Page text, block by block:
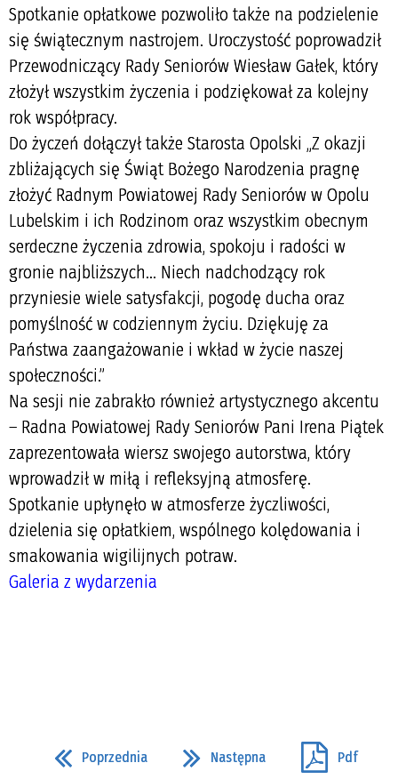
Spotkanie opłatkowe pozwoliło także na podzielenie
się świątecznym nastrojem. Uroczystość poprowadził
Przewodniczący Rady Seniorów Wiesław Gałek, który
złożył wszystkim życzenia i podziękował za kolejny
rok współpracy.
Do życzeń dołączył także Starosta Opolski „Z okazji
zbliżających się Świąt Bożego Narodzenia pragnę
złożyć Radnym Powiatowej Rady Seniorów w Opolu
Lubelskim i ich Rodzinom oraz wszystkim obecnym
serdeczne życzenia zdrowia, spokoju i radości w
gronie najbliższych… Niech nadchodzący rok
przyniesie wiele satysfakcji, pogodę ducha oraz
pomyślność w codziennym życiu. Dziękuję za
Państwa zaangażowanie i wkład w życie naszej
społeczności.”
Na sesji nie zabrakło również artystycznego akcentu
– Radna Powiatowej Rady Seniorów Pani Irena Piątek
zaprezentowała wiersz swojego autorstwa, który
wprowadził w miłą i refleksyjną atmosferę.
Spotkanie upłynęło w atmosferze życzliwości,
dzielenia się opłatkiem, wspólnego kolędowania i
smakowania wigilijnych potraw.
Galeria z wydarzenia
Poprzednia Następna Pdf